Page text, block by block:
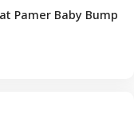
Pamer Baby Bump